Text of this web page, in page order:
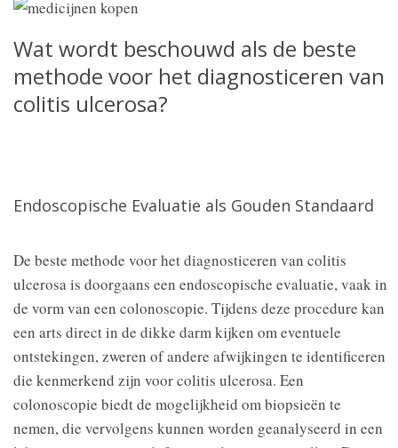
Wat wordt beschouwd als de beste
methode voor het diagnosticeren van
colitis ulcerosa?
Endoscopische Evaluatie als Gouden Standaard
De beste methode voor het diagnosticeren van colitis
ulcerosa is doorgaans een endoscopische evaluatie, vaak in
de vorm van een colonoscopie. Tijdens deze procedure kan
een arts direct in de dikke darm kijken om eventuele
ontstekingen, zweren of andere afwijkingen te identificeren
die kenmerkend zijn voor colitis ulcerosa. Een
colonoscopie biedt de mogelijkheid om biopsieën te
nemen, die vervolgens kunnen worden geanalyseerd in een